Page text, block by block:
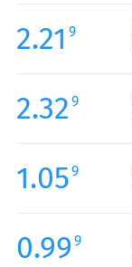
2.21 9
2.32 9
1.059
0.99 9